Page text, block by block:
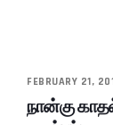
FEBRUARY 21,
நான்கு